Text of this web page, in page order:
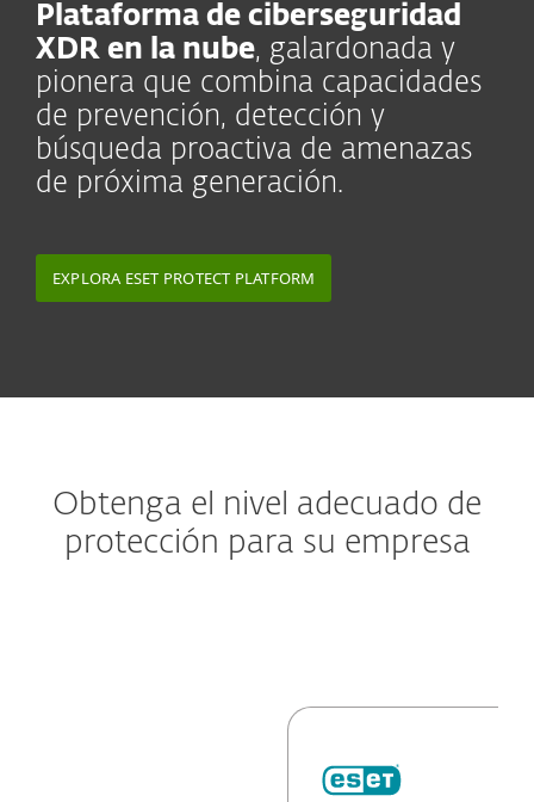
Plataforma de ciberseguridad
XDR en la nube, galardonada y
pionera que combina capacidades
de prevención, detección y
búsqueda proactiva de amenazas
de próxima generación.
EXPLORA ESET PROTECT PLATFORM
Obtenga el nivel adecuado de
protección para su empresa